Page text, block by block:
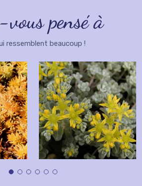
pensé à
ressemblent beaucoup !